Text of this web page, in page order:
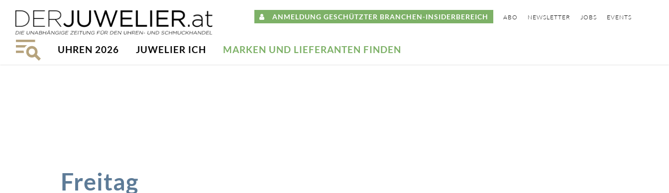
ANMELDUNG GESCHÜTZTER BRANCHEN-INSIDERBEREICH ABO NEWSLETTER JOBS EVENTS
UHREN 2026 JUWELIER ICH MARKEN UND LIEFERANTEN FINDEN
Freitag